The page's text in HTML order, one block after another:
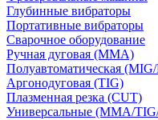
Глубинные вибраторы
Портативные вибраторы
Сварочное оборудование
Ручная дуговая (MMA)
Полуавтоматическая
Аргонодуговая (TIG)
Плазменная резка (CUT)
Универсальные (MMA/